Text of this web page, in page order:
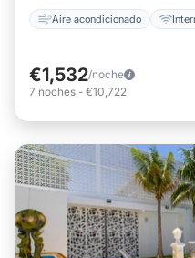
Aire acondicionado
€1,532/noche
7 noches - €10,722